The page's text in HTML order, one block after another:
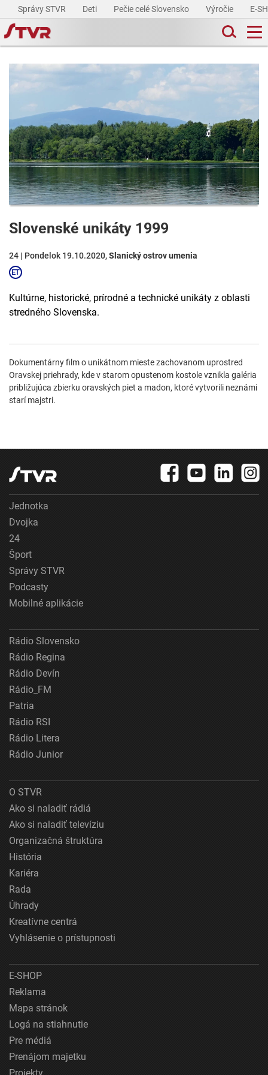
Správy STVR Deti Pečie celé Slovensko Výročie E-
Slovenské unikáty 1999
24 | Pondelok 19.10.2020,Slanický ostrov umenia
Kultúrne, historické, prírodné a technické unikáty z oblasti
stredného Slovenska.
Dokumentárny film o unikátnom mieste zachovanom uprostred
Oravskej priehrady, kde v starom opustenom kostole vznikla galéria
približujúca zbierku oravských piet a madon, ktoré vytvorili neznámi
starí majstri.
Jednotka
Dvojka
24
Šport
Správy STVR
Podcasty
Mobilné aplikácie
Rádio Slovensko
Rádio Regina
Rádio Devín
Rádio_FM
Patria
Rádio RSI
Rádio Litera
Rádio Junior
O STVR
Ako si naladiť rádiá
Ako si naladiť televíziu
Organizačná štruktúra
História
Kariéra
Rada
Úhrady
Kreatívne centrá
Vyhlásenie o prístupnosti
E-SHOP
Reklama
Mapa stránok
Logá na stiahnutie
Pre médiá
Prenájom majetku